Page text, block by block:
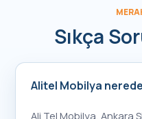
Sıkça
Alitel Mobilya
Ali Tel Mobilya, Ankara